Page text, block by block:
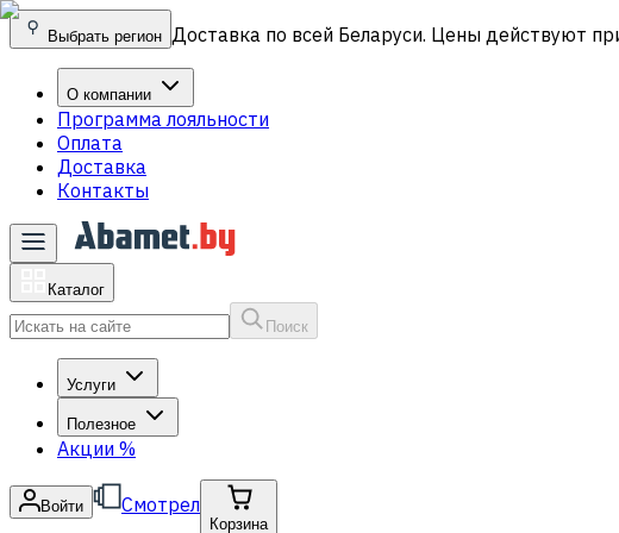
Выбрать регион Доставка по всей Беларуси. Цены действуют
О компании
Программа лояльности
Оплата
Доставка
Контакты
Каталог
Поиск
Услуги
Полезное
Акции %
Войти Смотрел
Корзина